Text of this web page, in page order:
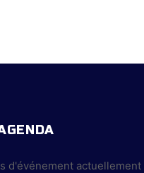
d'événement actuellement